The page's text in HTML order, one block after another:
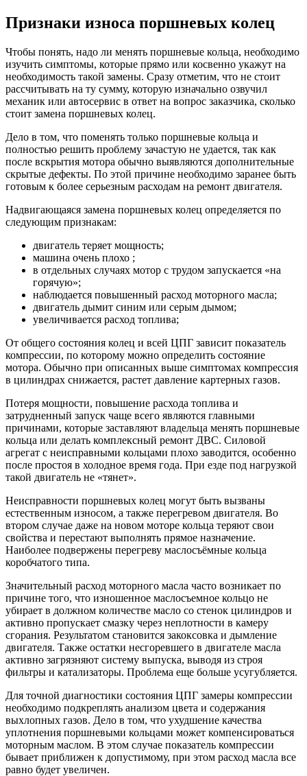
Признаки износа поршневых колец
Чтобы понять, надо ли менять поршневые кольца, необходимо
изучить симптомы, которые прямо или косвенно укажут на
необходимость такой замены. Сразу отметим, что не стоит
рассчитывать на ту сумму, которую изначально озвучил
механик или автосервис в ответ на вопрос заказчика, сколько
стоит замена поршневых колец.
Дело в том, что поменять только поршневые кольца и
полностью решить проблему зачастую не удается, так как
после вскрытия мотора обычно выявляются дополнительные
скрытые дефекты. По этой причине необходимо заранее быть
готовым к более серьезным расходам на ремонт двигателя.
Надвигающаяся замена поршневых колец определяется по
следующим признакам:
двигатель теряет мощность;
машина очень плохо ;
в отдельных случаях мотор с трудом запускается «на
горячую»;
наблюдается повышенный расход моторного масла;
двигатель дымит синим или серым дымом;
увеличивается расход топлива;
От общего состояния колец и всей ЦПГ зависит показатель
компрессии, по которому можно определить состояние
мотора. Обычно при описанных выше симптомах компрессия
в цилиндрах снижается, растет давление картерных газов.
Потеря мощности, повышение расхода топлива и
затрудненный запуск чаще всего являются главными
причинами, которые заставляют владельца менять поршневые
кольца или делать комплексный ремонт ДВС. Силовой
агрегат с неисправными кольцами плохо заводится, особенно
после простоя в холодное время года. При езде под нагрузкой
такой двигатель не «тянет».
Неисправности поршневых колец могут быть вызваны
естественным износом, а также перегревом двигателя. Во
втором случае даже на новом моторе кольца теряют свои
свойства и перестают выполнять прямое назначение.
Наиболее подвержены перегреву маслосъёмные кольца
коробчатого типа.
Значительный расход моторного масла часто возникает по
причине того, что изношенное маслосъемное кольцо не
убирает в должном количестве масло со стенок цилиндров и
активно пропускает смазку через неплотности в камеру
сгорания. Результатом становится закоксовка и дымление
двигателя. Также остатки несгоревшего в двигателе масла
активно загрязняют систему выпуска, выводя из строя
фильтры и катализаторы. Проблема еще больше усугубляется.
Для точной диагностики состояния ЦПГ замеры компрессии
необходимо подкреплять анализом цвета и содержания
выхлопных газов. Дело в том, что ухудшение качества
уплотнения поршневыми кольцами может компенсироваться
моторным маслом. В этом случае показатель компрессии
бывает приближен к допустимому, при этом расход масла все
равно будет увеличен.